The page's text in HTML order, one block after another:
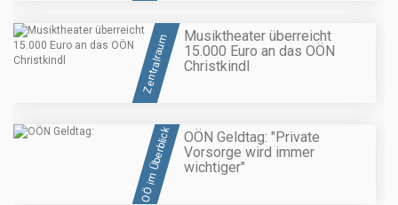
Zentralraum
Musiktheater überreicht
15.000 Euro an das OÖN
Christkindl
OÖ im Überblick
OÖN Geldtag: "Private
Vorsorge wird immer
wichtiger"